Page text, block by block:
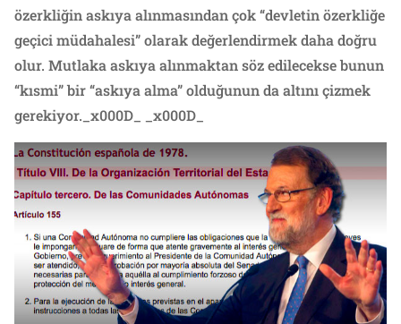
özerkliğin askıya alınmasından çok “devletin özerkliğe
geçici müdahalesi” olarak değerlendirmek daha doğru
olur. Mutlaka askıya alınmaktan söz edilecekse bunun
“kısmi” bir “askıya alma” olduğunun da altını çizmek
gerekiyor._x000D_ _x000D_